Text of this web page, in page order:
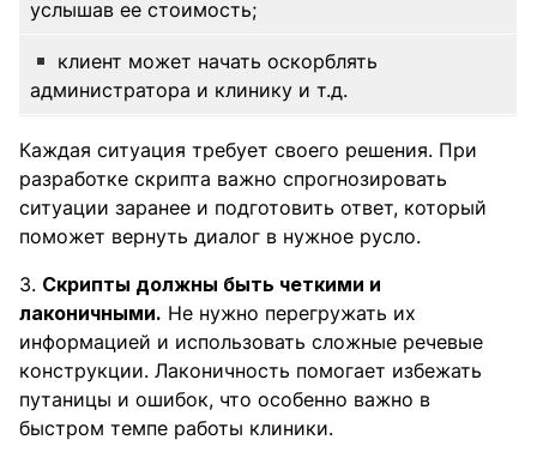
услышав ее стоимость;
клиент может начать оскорблять
администратора и клинику и т.д.
Каждая ситуация требует своего решения. При
разработке скрипта важно спрогнозировать
ситуации заранее и подготовить ответ, который
поможет вернуть диалог в нужное русло.
3. Скрипты должны быть четкими и
лаконичными. Не нужно перегружать их
информацией и использовать сложные речевые
конструкции. Лаконичность помогает избежать
путаницы и ошибок, что особенно важно в
быстром темпе работы клиники.